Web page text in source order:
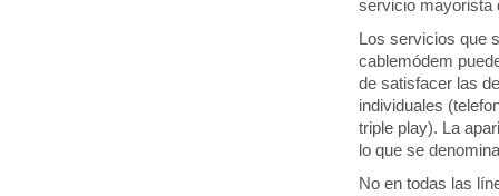
servicio mayorista
Los servicios que
cablemódem
de satisfacer las
individuales
triple play). La
lo que se
No en todas las